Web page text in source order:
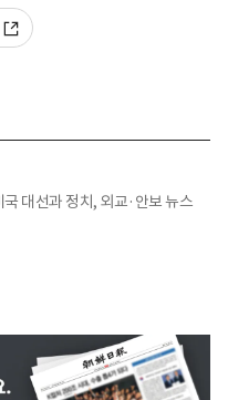
대선과 정치, 외교·안보 뉴스